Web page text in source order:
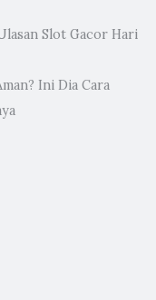
Slot Gacor Hari
Ini Dia Cara